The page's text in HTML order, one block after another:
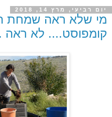
יום רביעי, מרץ 14, 2018
מי שלא ראה שמחת
קומפוסט.... לא ראה